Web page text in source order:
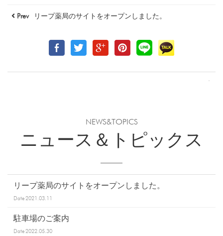
Prev リープ薬局のサイトをオープンしました。
NEWS&TOPICS
ニュース＆トピックス
リープ薬局のサイトをオープンしました。
Date2021.03.11
駐車場のご案内
Date2022.05.30